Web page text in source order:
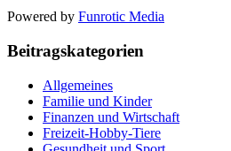
Powered by Funrotic Media
Beitragskategorien
Allgemeines
Familie und Kinder
Finanzen und Wirtschaft
Freizeit-Hobby-Tiere